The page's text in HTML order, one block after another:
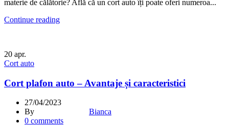
materie de călătorie? Află că un cort auto îți poate oferi numeroa...
Continue reading
20 apr.
Cort auto
Cort plafon auto – Avantaje și caracteristici
27/04/2023
By
Bianca
0 comments